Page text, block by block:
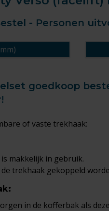
- Personen
goedkoop
of vaste trekhaak:
makkelijk in gebruik.
trekhaak gekoppeld
:
in de kofferbak als